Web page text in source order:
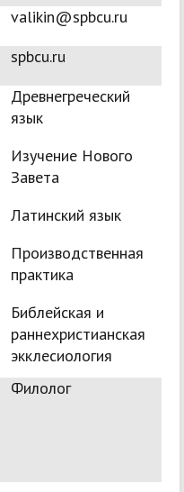
valikin@spbcu.ru
spbcu.ru
Древнегреческий
язык
Изучение Нового
Завета
Латинский язык
Производственная
практика
Библейская и
раннехристианская
экклесиология
Филолог